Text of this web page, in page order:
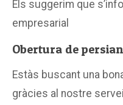
Els suggerim que
empresarial
Obertura de
Estàs buscant una
gràcies al nostre